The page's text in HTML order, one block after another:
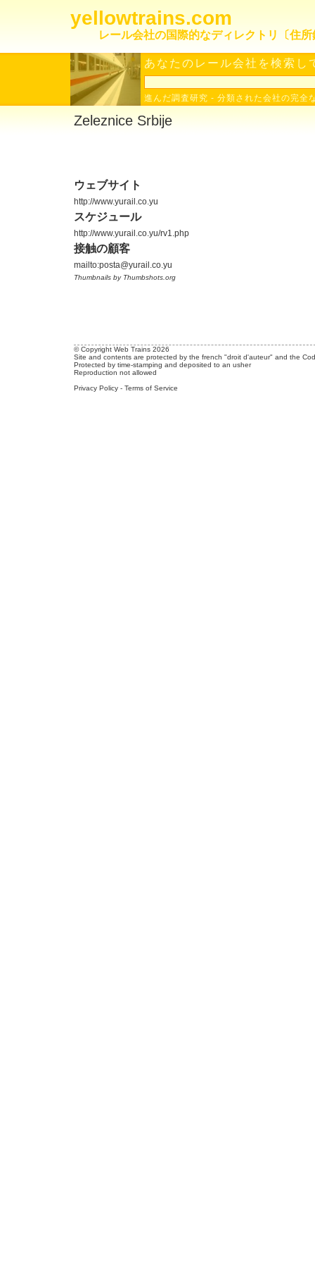
yellowtrains.com
レール会社の国際的なディレクトリ〔住所
あなたのレール会社を検索し
進んだ調査研究 - 分類された会社の完全
Zeleznice Srbije
ウェブサイト
http://www.yurail.co.yu
スケジュール
http://www.yurail.co.yu/rv1.php
接触の顧客
mailto:posta@yurail.co.yu
Thumbnails by Thumbshots.org
© Copyright Web Trains 2026
Site and contents are protected by the french "droit d'auteur" and the
Protected by time-stamping and deposited to an usher
Reproduction not allowed
Privacy Policy - Terms of Service